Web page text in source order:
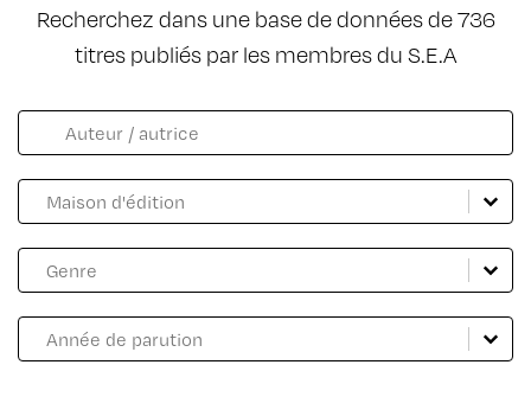
Recherchez dans une base de données de 736
titres publiés par les membres du S.E.A
Facette catalogue auteur
Rechercher
Catalogue Maison d'édition
Sélectionnez le contenu
Sélectionnez le contenu
Catalogue genre
Sélectionnez le contenu
Sélectionnez le contenu
Catalogue année
Sélectionnez le contenu
Sélectionnez le contenu